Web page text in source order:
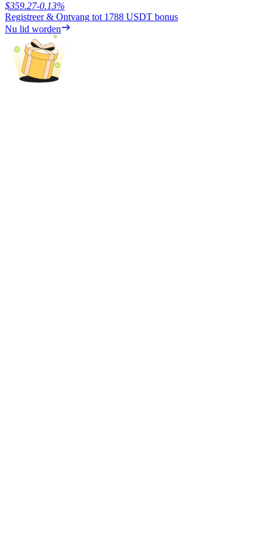
BTR-vergrendelingen
Exclusieve beleggingen voor BTR-houders
$359.27-0.13%
Registreer & Ontvang tot 1788 USDT bonus
Nu lid worden